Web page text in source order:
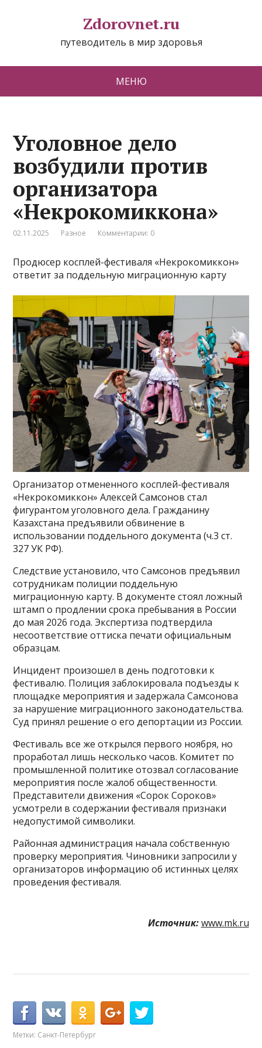
Zdorovnet.ru
путеводитель в мир здоровья
МЕНЮ
Уголовное дело
возбудили против
организатора
«Некрокомиккона»
02.11.2025 Разное Комментарии: 0
Продюсер косплей-фестиваля «Некрокомиккон»
ответит за поддельную миграционную карту
Организатор отмененного косплей-фестиваля
«Некрокомиккон» Алексей Самсонов стал
фигурантом уголовного дела. Гражданину
Казахстана предъявили обвинение в
использовании поддельного документа (ч.3 ст.
327 УК РФ).
Следствие установило, что Самсонов предъявил
сотрудникам полиции поддельную
миграционную карту. В документе стоял ложный
штамп о продлении срока пребывания в России
до мая 2026 года. Экспертиза подтвердила
несоответствие оттиска печати официальным
образцам.
Инцидент произошел в день подготовки к
фестивалю. Полиция заблокировала подъезды к
площадке мероприятия и задержала Самсонова
за нарушение миграционного законодательства.
Суд принял решение о его депортации из России.
Фестиваль все же открылся первого ноября, но
проработал лишь несколько часов. Комитет по
промышленной политике отозвал согласование
мероприятия после жалоб общественности.
Представители движения «Сорок Сороков»
усмотрели в содержании фестиваля признаки
недопустимой символики.
Районная администрация начала собственную
проверку мероприятия. Чиновники запросили у
организаторов информацию об истинных целях
проведения фестиваля.
Источник: www.mk.ru
Метки: Санкт-Петербург